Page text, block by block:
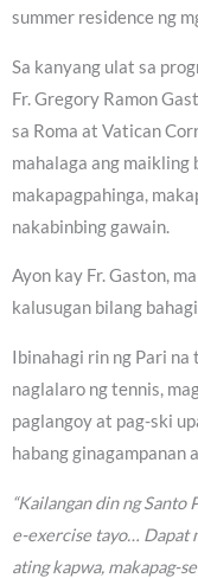
summer residence ng
Sa kanyang ulat sa
Fr. Gregory Ramon
sa Roma at Vatican
mahalaga ang maikling
makapagpahinga,
nakabinbing gawain.
Ayon kay Fr. Gaston,
kalusugan bilang
Ibinahagi rin ng Pari na
naglalaro ng tennis,
paglangoy at pag-ski
habang ginagampanan
“Kailangan din ng Santo
e-exercise tayo… Dapat
ating kapwa, makapag-